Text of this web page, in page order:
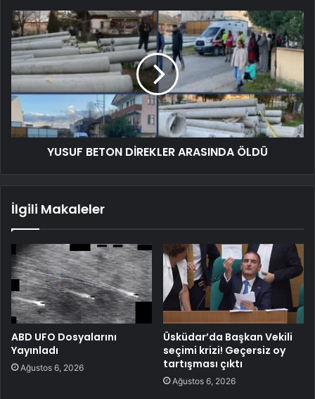
YUSUF BETON DİREKLER ARASINDA ÖLDÜ
İlgili Makaleler
ABD UFO Dosyalarını
Yayınladı
Ağustos 6, 2026
Üsküdar’da Başkan Vekili
seçimi krizi! Geçersiz oy
tartışması çıktı
Ağustos 6, 2026